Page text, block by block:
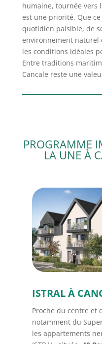
humaine, tournée vers
est une priorité. Que
quotidien paisible, de
environnement naturel
les conditions idéales
Entre traditions
Cancale reste une
PROGRAMME
LA UNE À
ISTRAL À
Proche du centre et
notamment du
les appartements
Rue
35270
Rue Sœur
35270